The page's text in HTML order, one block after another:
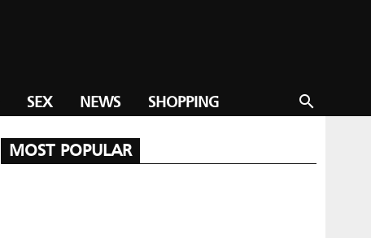
search
SEX NEWS SHOPPING
MOST POPULAR